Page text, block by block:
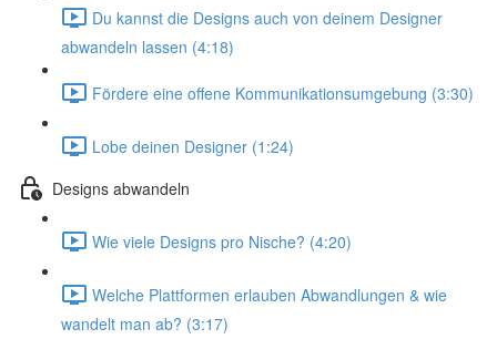
Du kannst die Designs auch von deinem Designer
abwandeln lassen (4:18)
Fördere eine offene Kommunikationsumgebung (3:30)
Lobe deinen Designer (1:24)
Designs abwandeln
Wie viele Designs pro Nische? (4:20)
Welche Plattformen erlauben Abwandlungen & wie
wandelt man ab? (3:17)